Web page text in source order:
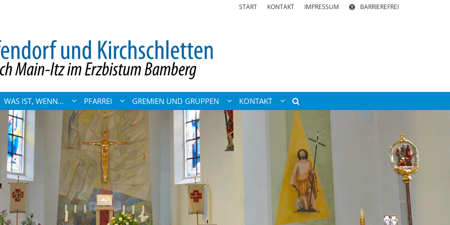
START KONTAKT IMPRESSUM BARRIEREFREI
WAS IST, WENN... PFARREI GREMIEN UND GRUPPEN KONTAKT